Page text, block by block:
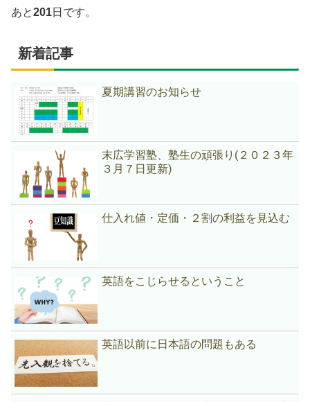
あと201日です。
新着記事
夏期講習のお知らせ
末広学習塾、塾生の頑張り(２０２３年
３月７日更新)
仕入れ値・定価・２割の利益を見込む
英語をこじらせるということ
英語以前に日本語の問題もある